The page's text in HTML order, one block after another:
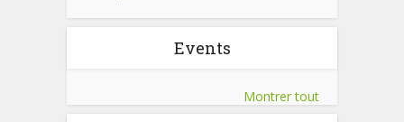
Events
Montrer tout